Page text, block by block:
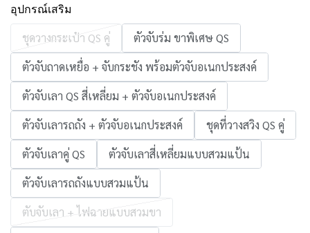
อุปกรณ์เสริม
ชุดวางกระเป๋า QS คู่
ตัวจับร่ม ขาพิเศษ QS
ตัวจับถาดเหยื่อ + จับกระชัง พร้อมตัวจับอเนกประสงค์
ตัวจับเลา QS สี่เหลี่ยม + ตัวจับอเนกประสงค์
ตัวจับเลารถถัง + ตัวจับอเนกประสงค์
ชุดที่วางสวิง QS คู่
ตัวจับเลาคู่ QS
ตัวจับเลาสี่เหลี่ยมแบบสวมแป้น
ตัวจับเลารถถังแบบสวมแป้น
ตับจับเลา + ไฟฉายแบบสวมขา